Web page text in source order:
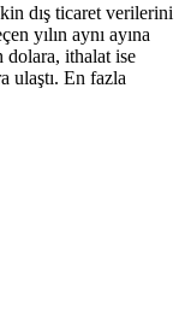
dış ticaret verilerini
yılın aynı ayına
ithalat ise
ulaştı. En fazla